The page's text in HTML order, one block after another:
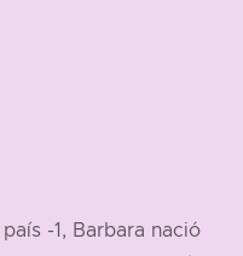
-1, Barbara nació